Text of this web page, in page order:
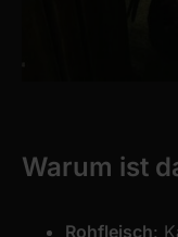
Warum ist
Rohfleisch: